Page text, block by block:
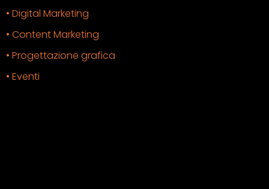
• Digital Marketing
• Content Marketing
• Progettazione grafica
• Eventi